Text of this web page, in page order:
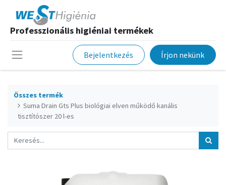
Professzionális higiéniai termékek
Bejelentkezés Írjon nekünk
Összes termék
Suma Drain Gts Plus biológiai elven működő kanális
tisztítószer 20 l-es